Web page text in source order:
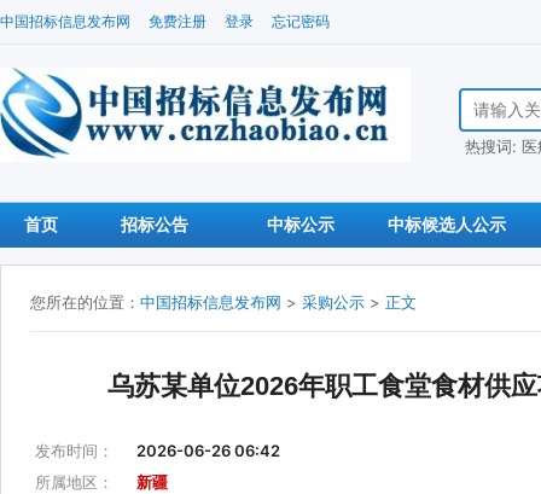
中国招标信息发布网 免费注册 登录 忘记密码
搜索招标信
热搜词:
首页 招标公告 中标公示 中标候选人公示
您所在的位置： 中国招标信息发布网 > 采购公示 > 正文
乌苏某单位2026年职工食堂食材供
发布时间：
2026-06-26 06:42
所属地区：
新疆